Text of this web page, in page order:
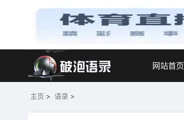
网站首页
主页 > 语录 >